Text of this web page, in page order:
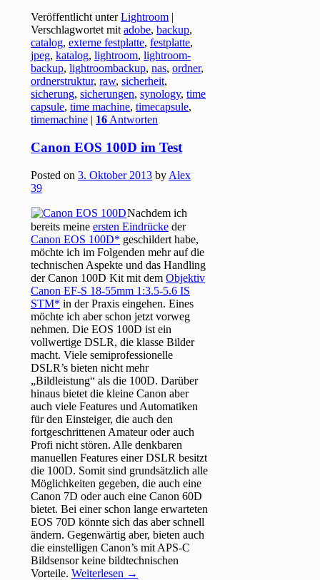
Veröffentlicht unter Lightroom |
Verschlagwortet mit adobe,backup,
catalog,externe festplatte,festplatte,
jpeg,katalog,lightroom,lightroom-
backup,lightroombackup,nas,ordner,
ordnerstruktur,raw,sicherheit,
sicherung,sicherungen,synology,time
capsule,time machine,timecapsule,
timemachine | 16 Antworten
Canon EOS 100D im Test
Posted on3. Oktober 2013 by Alex
39
Nachdem ich
bereits meineersten Eindrücke der
Canon EOS 100D
geschildert habe,
möchte ich im Folgenden mehr auf die
technischen Aspekte und das Handling
der Canon 100D Kit mit demObjektiv
Canon EF-S 18-55mm 1:3.5-5.6 IS
STM
in der Praxis eingehen. Eines
möchte ich aber schon jetzt vorweg
nehmen. Die EOS 100D ist ein
vollwertige DSLR, die klasse Bilder
macht. Viele semiprofessionelle
DSLR’s bieten nicht mehr
„Bildleistung“ als die 100D. Darüber
hinaus bietet die kleine Canon aber
auch viele Features und Automatiken
für den Einsteiger, die auch den
fortgeschrittenen Amateur oder auch
Profi nicht stören. Alle denkbaren
manuellen Features einer DSLR besitzt
die 100D. Somit sind grundsätzlich alle
Möglichkeiten gegeben, die auch eine
Canon 7D oder auch eine Canon 60D
bietet. Bei einer schon lange erwarteten
EOS 70D könnte sich das aber schnell
ändern. Gegenwärtig aber, bieten auch
die einstelligen Canon’s mit APS-C
Bildsensor keine bildtechnischen
Vorteile.Weiterlesen →